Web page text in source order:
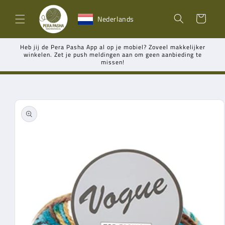
naar de
content Nederlands Winkelwagen
Heb jij de Pera Pasha App al op je mobiel? Zoveel makkelijker
winkelen. Zet je push meldingen aan om geen aanbieding te
missen!
direct naar